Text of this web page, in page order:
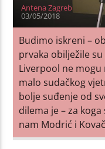
Antena Zagreb
03/05/2018
Budimo iskreni –
prvaka obilježile
Liverpool ne
malo sudačkog
bolje suđenje od
dilema je – za
nam Modrić i